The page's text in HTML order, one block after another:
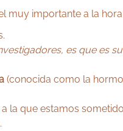
muy importante a la
es que es
(conocida como la
la que estamos